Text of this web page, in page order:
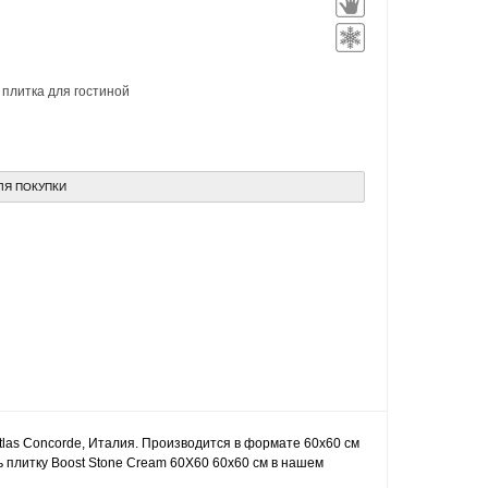
плитка для гостиной
ПОКУПКИ
Concorde, Италия. Производится в формате 60x60 см
Boost Stone Cream 60X60 60x60 см в нашем